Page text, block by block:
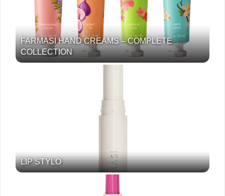
FARMASI HAND CREAMS – COMPLETE
COLLECTION
LIP STYLO